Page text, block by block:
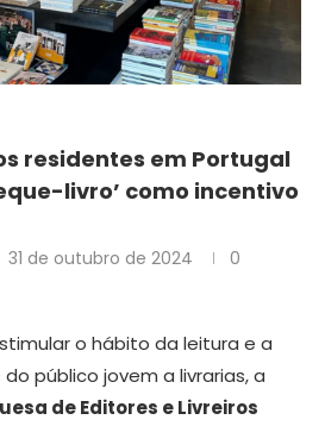
residentes em Portugal
livro’ como incentivo
31 de outubro de 2024
0
o hábito da leitura e a
público jovem a livrarias, a
de Editores e Livreiros